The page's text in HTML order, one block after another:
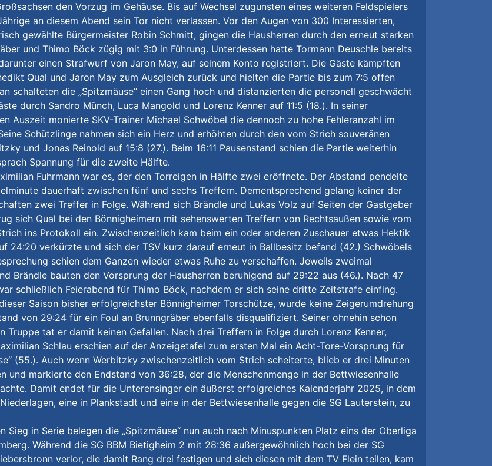
den Vorzug im Gehäuse. Bis auf Wechsel zugunsten eines weiteren Feldspielers
an diesem Abend sein Tor nicht verlassen. Vor den Augen von 300 Interessierten,
gewählte Bürgermeister Robin Schmitt, gingen die Hausherren durch den erneut starken
und Thimo Böck zügig mit 3:0 in Führung. Unterdessen hatte Tormann Deuschle bereits
einen Strafwurf von Jaron May, auf seinem Konto registriert. Die Gäste kämpften
Qual und Jaron May zum Ausgleich zurück und hielten die Partie bis zum 7:5 offen
schalteten die „Spitzmäuse“ einen Gang hoch und distanzierten die personell geschwächt
durch Sandro Münch, Luca Mangold und Lorenz Kenner auf 11:5 (18.). In seiner
Auszeit monierte SKV-Trainer Michael Schwöbel die dennoch zu hohe Fehleranzahl im
Schützlinge nahmen sich ein Herz und erhöhten durch den vom Strich souveränen
und Jonas Reinold auf 15:8 (27.). Beim 16:11 Pausenstand schien die Partie weiterhin
Spannung für die zweite Hälfte.
Fuhrmann war es, der den Torreigen in Hälfte zwei eröffnete. Der Abstand pendelte
dauerhaft zwischen fünf und sechs Treffern. Dementsprechend gelang keiner der
zwei Treffer in Folge. Während sich Brändle und Lukas Volz auf Seiten der Gastgeber
sich Qual bei den Bönnigheimern mit sehenswerten Treffern von Rechtsaußen sowie vom
ins Protokoll ein. Zwischenzeitlich kam beim ein oder anderen Zuschauer etwas Hektik
24:20 verkürzte und sich der TSV kurz darauf erneut in Ballbesitz befand (42.) Schwöbels
schien dem Ganzen wieder etwas Ruhe zu verschaffen. Jeweils zweimal
Brändle bauten den Vorsprung der Hausherren beruhigend auf 29:22 aus (46.). Nach 47
schließlich Feierabend für Thimo Böck, nachdem er sich seine dritte Zeitstrafe einfing.
Saison bisher erfolgreichster Bönnigheimer Torschütze, wurde keine Zeigerumdrehung
von 29:24 für ein Foul an Brunngräber ebenfalls disqualifiziert. Seiner ohnehin schon
Truppe tat er damit keinen Gefallen. Nach drei Treffern in Folge durch Lorenz Kenner,
Schlau erschien auf der Anzeigetafel zum ersten Mal ein Acht-Tore-Vorsprung für
(55.). Auch wenn Werbitzky zwischenzeitlich vom Strich scheiterte, blieb er drei Minuten
und markierte den Endstand von 36:28, der die Menschenmenge in der Bettwiesenhalle
Damit endet für die Unterensinger ein äußerst erfolgreiches Kalenderjahr 2025, in dem
eine in Plankstadt und eine in der Bettwiesenhalle gegen die SG Lauterstein, zu
Sieg in Serie belegen die „Spitzmäuse“ nun auch nach Minuspunkten Platz eins der Oberliga
Während die SG BBM Bietigheim 2 mit 28:36 außergewöhnlich hoch bei der SG
verlor, die damit Rang drei festigen und sich diesen mit dem TV Flein teilen, kam